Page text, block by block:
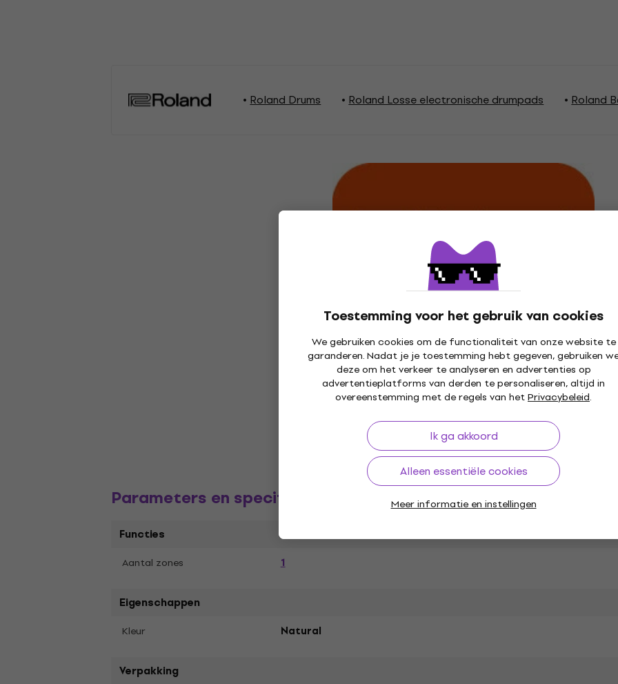
Toestemming voor het gebruik van cookies
We gebruiken cookies om de functionaliteit van onze website te
garanderen. Nadat je je toestemming hebt gegeven, gebruiken
deze om het verkeer te analyseren en advertenties op
advertentieplatforms van derden te personaliseren, altijd in
overeenstemming met de regels van hetPrivacybeleid.
Ik ga akkoord
Alleen essentiële cookies
Meer informatie en instellingen
Roland Drums Roland Losse electronische drumpads Roland
Parameters en specificaties
Functies
Aantal zones 1
Eigenschappen
Kleur Natural
Verpakking